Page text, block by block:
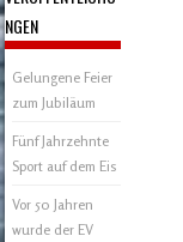
NGEN
Gelungene Feier
zum Jubiläum
Fünf Jahrzehnte
Sport auf dem Eis
Vor 50 Jahren
wurde der EV